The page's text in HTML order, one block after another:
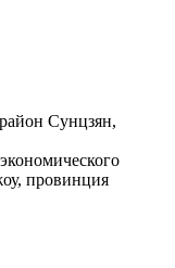
Сунцзян,
провинция